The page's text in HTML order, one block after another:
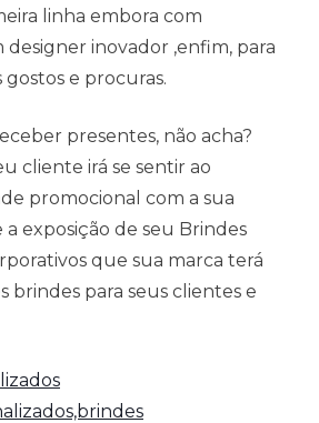
linha embora com
inovador ,enfim, para
e procuras.
presentes, não acha?
cliente irá se sentir ao
promocional com a sua
a exposição de seu Brindes
que sua marca terá
brindes para seus clientes e